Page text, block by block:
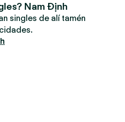
Nam Định
singles de alí tamén